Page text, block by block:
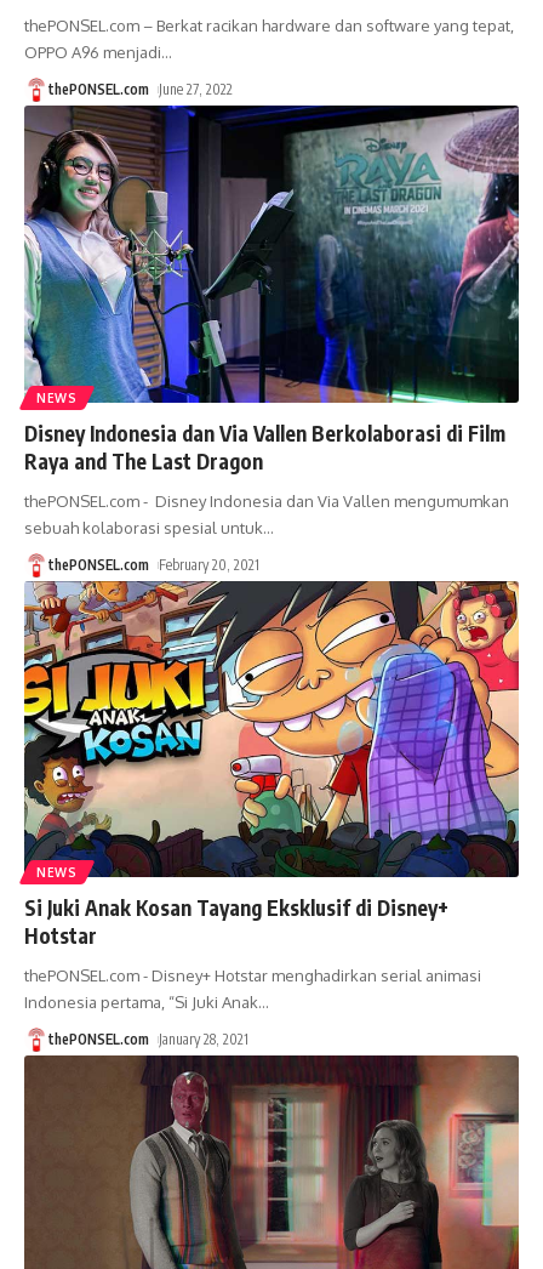
thePONSEL.com – Berkat racikan hardware dan software yang tepat,
OPPO A96 menjadi…
thePONSEL.com June 27, 2022
NEWS
Disney Indonesia dan Via Vallen Berkolaborasi di Film
Raya and The Last Dragon
thePONSEL.com - Disney Indonesia dan Via Vallen mengumumkan
sebuah kolaborasi spesial untuk…
thePONSEL.com February 20, 2021
NEWS
Si Juki Anak Kosan Tayang Eksklusif di Disney+
Hotstar
thePONSEL.com - Disney+ Hotstar menghadirkan serial animasi
Indonesia pertama, “Si Juki Anak…
thePONSEL.com January 28, 2021